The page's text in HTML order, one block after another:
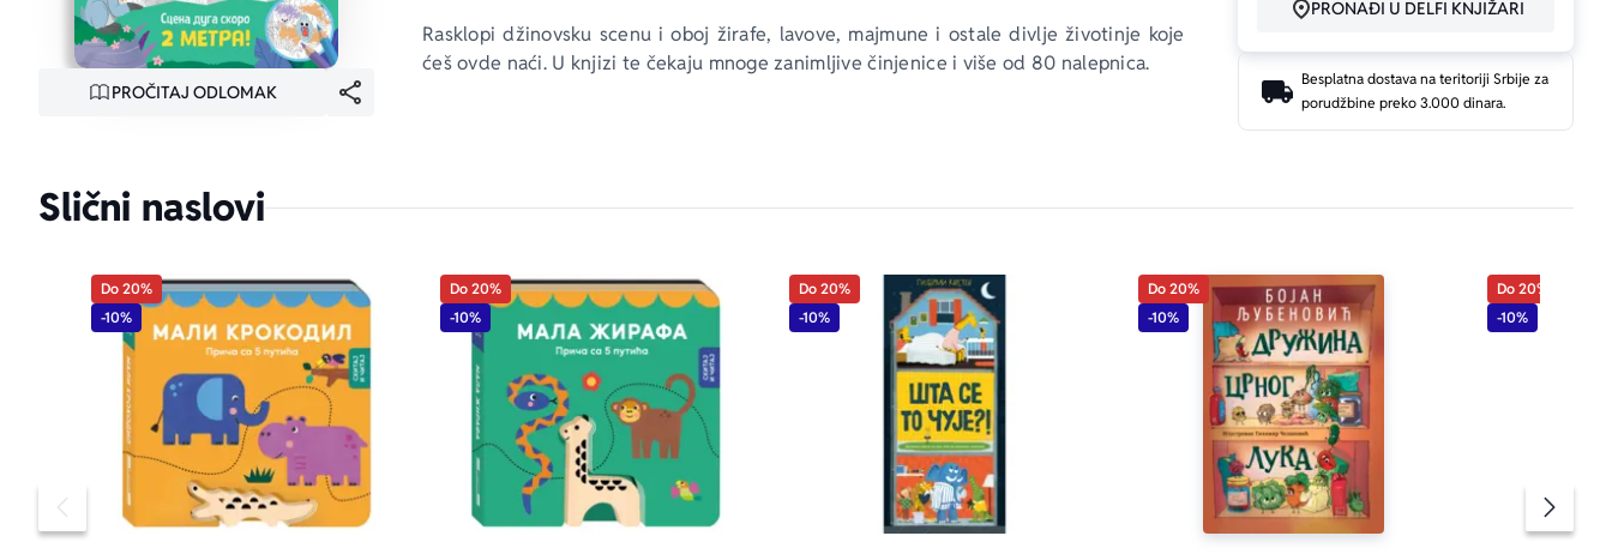
PROČITAJ ODLOMAK
Rasklopi džinovsku scenu i oboj žirafe, lavove, majmune i ostale divlje životinje koje
ćeš ovde naći. U knjizi te čekaju mnoge zanimljive činjenice i više od 80 nalepnica.
PRONAĐI U DELFI KNJIŽARI
Besplatna dostava na teritoriji Srbije za
porudžbine preko 3.000 dinara.
Slični naslovi
Pomeranje sadržaja slajdera u levo
Do 20%
-10%
Do 20%
-10%
Do 20%
-10%
Do 20%
-10%
Do 20%
-10%